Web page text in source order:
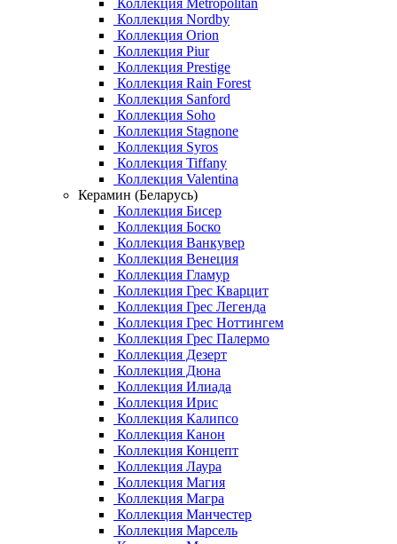
Коллекция Metropolitan
Коллекция Nordby
Коллекция Orion
Коллекция Piur
Коллекция Prestige
Коллекция Rain Forest
Коллекция Sanford
Коллекция Soho
Коллекция Stagnone
Коллекция Syros
Коллекция Tiffany
Коллекция Valentina
Керамин (Беларусь)
Коллекция Бисер
Коллекция Боско
Коллекция Ванкувер
Коллекция Венеция
Коллекция Гламур
Коллекция Грес Кварцит
Коллекция Грес Легенда
Коллекция Грес Ноттингем
Коллекция Грес Палермо
Коллекция Дезерт
Коллекция Дюна
Коллекция Илиада
Коллекция Ирис
Коллекция Калипсо
Коллекция Канон
Коллекция Концепт
Коллекция Лаура
Коллекция Магия
Коллекция Магра
Коллекция Манчестер
Коллекция Марсель